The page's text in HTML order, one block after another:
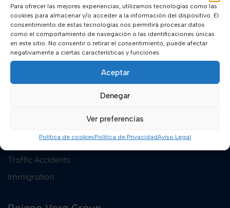
Para ofrecer las mejores experiencias, utilizamos tecnologías como las
cookies para almacenar y/o acceder a la información del dispositivo. El
consentimiento de estas tecnologías nos permitirá procesar datos
como el comportamiento de navegación o las identificaciones únicas
en este sitio. No consentir o retirar el consentimiento, puede afectar
negativamente a ciertas características y funciones.
Aceptar
Denegar
Ver preferencias
Política de cookiesPolítica de PrivacidadAviso Legal
Legal specialties
Family Law
Traffic Accidents
Immigration